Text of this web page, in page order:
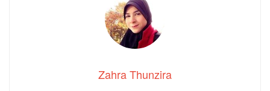
Zahra Thunzira